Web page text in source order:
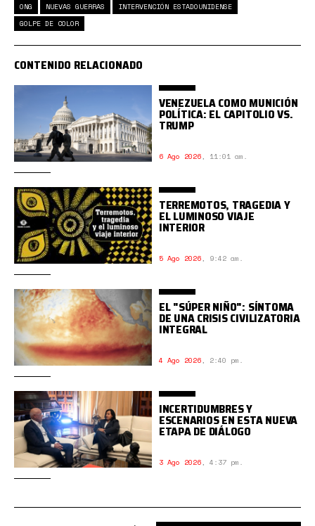
ONG NUEVAS GUERRAS
INTERVENCIÓN ESTADOUNIDENSE
GOLPE DE COLOR
CONTENIDO RELACIONADO
VENEZUELA COMO MUNICIÓN
POLÍTICA: EL CAPITOLIO VS.
TRUMP
6 Ago 2026, 11:01 am.
TERREMOTOS, TRAGEDIA Y
EL LUMINOSO VIAJE
INTERIOR
5 Ago 2026, 9:42 am.
EL "SÚPER NIÑO": SÍNTOMA
DE UNA CRISIS CIVILIZATORIA
INTEGRAL
4 Ago 2026, 2:40 pm.
INCERTIDUMBRES Y
ESCENARIOS EN ESTA NUEVA
ETAPA DE DIÁLOGO
3 Ago 2026, 4:37 pm.